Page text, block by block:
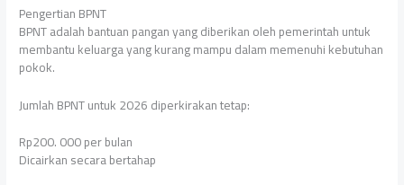
Pengertian BPNT
BPNT adalah bantuan pangan yang diberikan oleh pemerintah untuk
membantu keluarga yang kurang mampu dalam memenuhi kebutuhan
pokok.
Jumlah BPNT untuk 2026 diperkirakan tetap:
Rp200. 000 per bulan
Dicairkan secara bertahap